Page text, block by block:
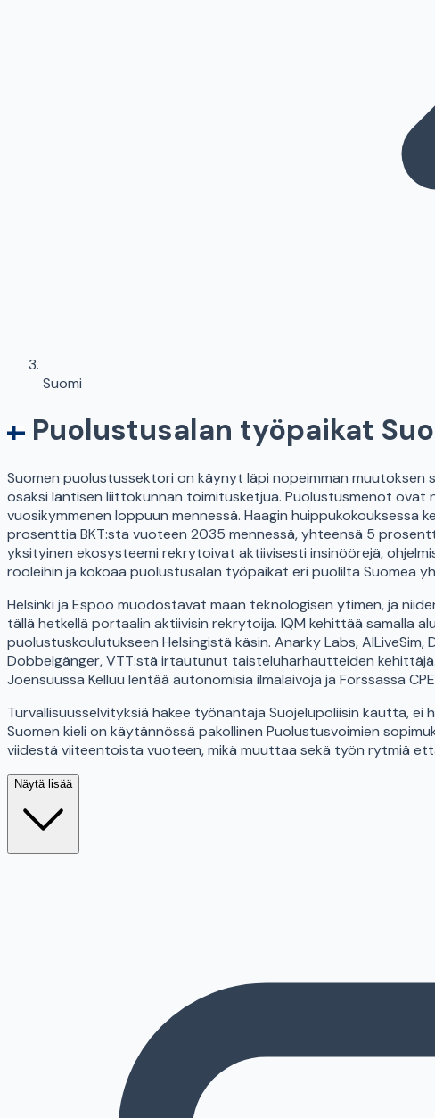
Suomi
Puolustusalan työpaikat
Suomen puolustussektori on käynyt läpi nopeimman muutoksen
osaksi läntisen liittokunnan toimitusketjua. Puolustusmenot
vuosikymmenen loppuun mennessä. Haagin
prosenttia BKT:sta vuoteen 2035 mennessä, yhteensä 5
yksityinen ekosysteemi rekrytoivat aktiivisesti insinöörejä,
rooleihin ja kokoaa puolustusalan työpaikat eri puolilta Suomea
Helsinki ja Espoo muodostavat maan teknologisen ytimen, ja
tällä hetkellä portaalin aktiivisin rekrytoija. IQM kehittää samalla
puolustuskoulutukseen Helsingistä käsin. Anarky Labs,
Dobbelgänger, VTT:stä irtautunut taisteluharhautteiden
Joensuussa Kelluu lentää autonomisia ilmalaivoja ja Forssassa
Turvallisuusselvityksiä hakee työnantaja Suojelupoliisin kautta,
Suomen kieli on käytännössä pakollinen Puolustusvoimien
viidestä viiteentoista vuoteen, mikä muuttaa sekä työn rytmiä
Näytä lisää